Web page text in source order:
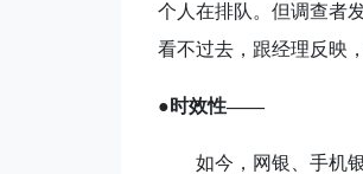
个人在排队。但调查者
看不过去，跟经理反映
●时效性——
如今，网银、手机